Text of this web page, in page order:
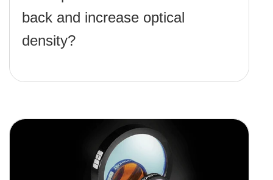
back and increase optical
density?